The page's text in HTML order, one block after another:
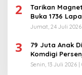
2
Tarikan Magnet
Buka 1736
Jumat, 24 Juli 2026
3
79 Juta Anak
Komdigi
Senin, 13 Juli 2026 |